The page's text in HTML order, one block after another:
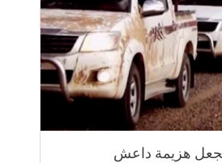
تجعل هزيمة داعش